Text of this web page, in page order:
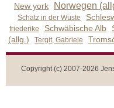
New york
Norwegen
Schatz in der Wüste
friederike Schwäbische Alb
(allg.) Tergit, Gabriele
Copyright (c) 2007-2026